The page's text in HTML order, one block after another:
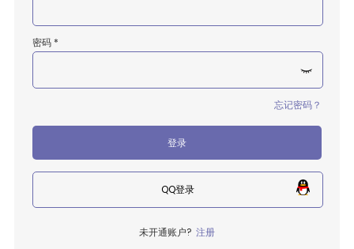
密码 *
忘记密码？
登录
QQ登录
未开通账户? 注册